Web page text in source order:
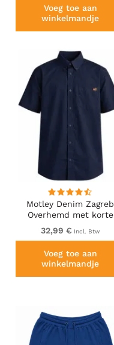
Voeg toe aan
winkelmandje
Motley Denim Zagreb
Overhemd met korte
mouw Marineblauw
32,99 € Incl. Btw
Voeg toe aan
winkelmandje